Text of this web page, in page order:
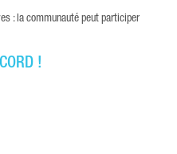
: la communauté peut participer
!